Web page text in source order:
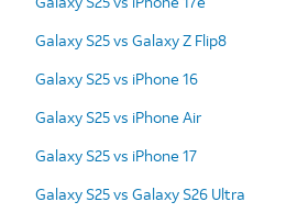
Galaxy S25 vs Galaxy Z Flip8
Galaxy S25 vs iPhone 16
Galaxy S25 vs iPhone Air
Galaxy S25 vs iPhone 17
Galaxy S25 vs Galaxy S26 Ultra